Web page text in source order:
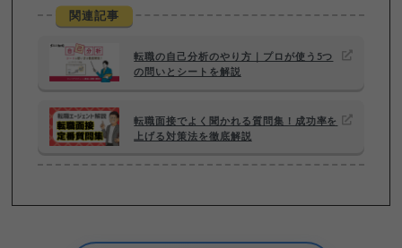
関連記事
転職の自己分析のやり方｜プロが使う5つ
の問いとシートを解説
転職面接でよく聞かれる質問集！成功率を
上げる対策法を徹底解説